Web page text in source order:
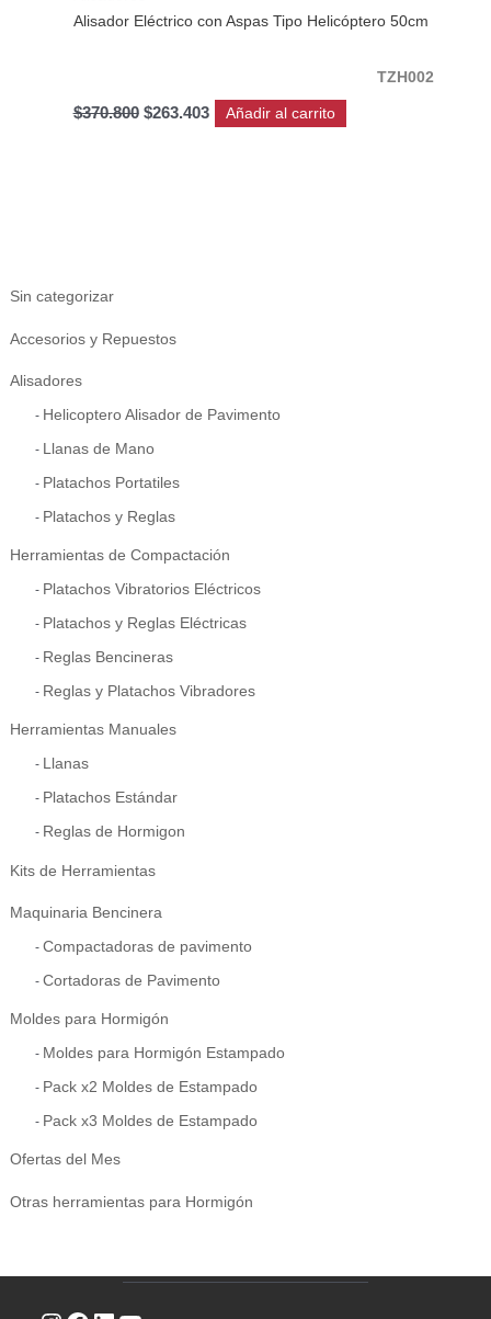
Sin categorizar
Accesorios y Repuestos
Alisadores
Helicoptero Alisador de Pavimento
Llanas de Mano
Platachos Portatiles
Platachos y Reglas
Herramientas de Compactación
Platachos Vibratorios Eléctricos
Platachos y Reglas Eléctricas
Reglas Bencineras
Reglas y Platachos Vibradores
Herramientas Manuales
Llanas
Platachos Estándar
Reglas de Hormigon
Kits de Herramientas
Maquinaria Bencinera
Compactadoras de pavimento
Cortadoras de Pavimento
Moldes para Hormigón
Moldes para Hormigón Estampado
Pack x2 Moldes de Estampado
Pack x3 Moldes de Estampado
Ofertas del Mes
Otras herramientas para Hormigón
Alisador Eléctrico con Aspas Tipo Helicóptero 50cm
TZH002
$370.800 $263.403 Añadir al carrito
Instagram
Facebook
LinkedIn
YouTube